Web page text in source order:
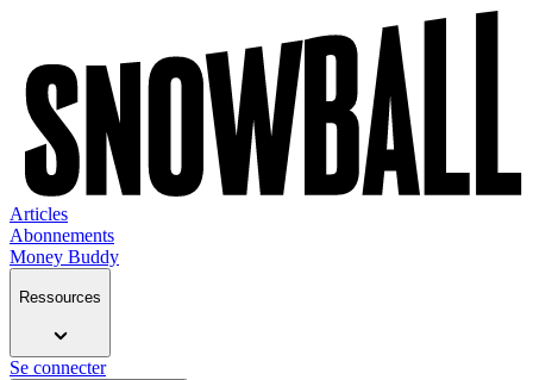
Articles
Abonnements
Money Buddy
Ressources
Se connecter